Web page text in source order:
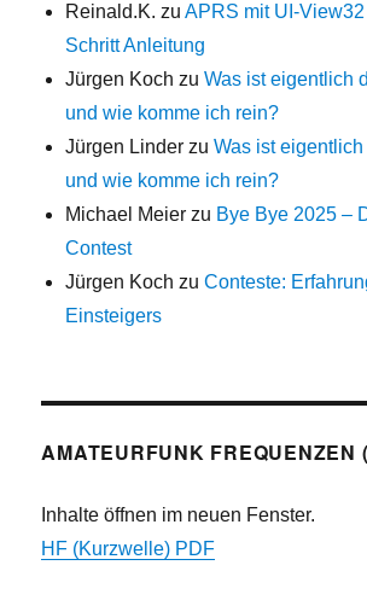
Reinald.K. zuAPRS mit UI-
Schritt Anleitung
Jürgen Koch zuWas ist eigentlich
und wie komme ich rein?
Jürgen Linder zuWas ist
und wie komme ich rein?
Michael Meier zu Bye Bye 2025 –
Contest
Jürgen Koch zuConteste:
Einsteigers
AMATEURFUNK FREQUENZEN
Inhalte öffnen im neuen Fenster.
HF (Kurzwelle) PDF